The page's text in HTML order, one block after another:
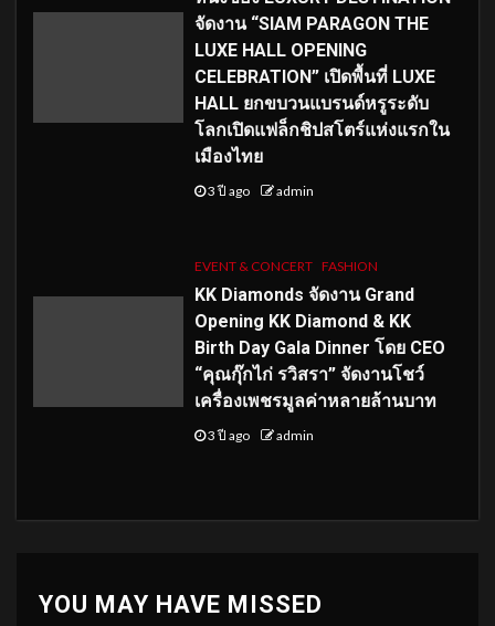
จัดงาน “SIAM PARAGON THE
LUXE HALL OPENING
CELEBRATION” เปิดพื้นที่ LUXE
HALL ยกขบวนแบรนด์หรูระดับ
โลกเปิดแฟล็กชิปสโตร์แห่งแรกใน
เมืองไทย
3 ปี ago admin
EVENT & CONCERT FASHION
KK Diamonds จัดงาน Grand
Opening KK Diamond & KK
Birth Day Gala Dinner โดย CEO
“คุณกุ๊กไก่ รวิสรา” จัดงานโชว์
เครื่องเพชรมูลค่าหลายล้านบาท
3 ปี ago admin
YOU MAY HAVE MISSED